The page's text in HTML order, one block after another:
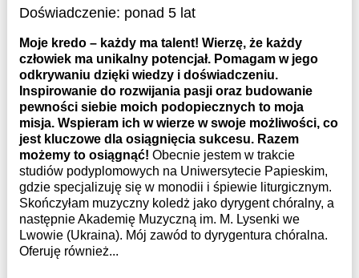
Doświadczenie: ponad 5 lat
Moje kredo – każdy ma talent! Wierzę, że każdy
człowiek ma unikalny potencjał. Pomagam w jego
odkrywaniu dzięki wiedzy i doświadczeniu.
Inspirowanie do rozwijania pasji oraz budowanie
pewności siebie moich podopiecznych to moja
misja. Wspieram ich w wierze w swoje możliwości, co
jest kluczowe dla osiągnięcia sukcesu. Razem
możemy to osiągnąć! Obecnie jestem w trakcie
studiów podyplomowych na Uniwersytecie Papieskim,
gdzie specjalizuję się w monodii i śpiewie liturgicznym.
Skończyłam muzyczny koledż jako dyrygent chóralny, a
następnie Akademię Muzyczną im. M. Lysenki we
Lwowie (Ukraina). Mój zawód to dyrygentura chóralna.
Oferuję również...